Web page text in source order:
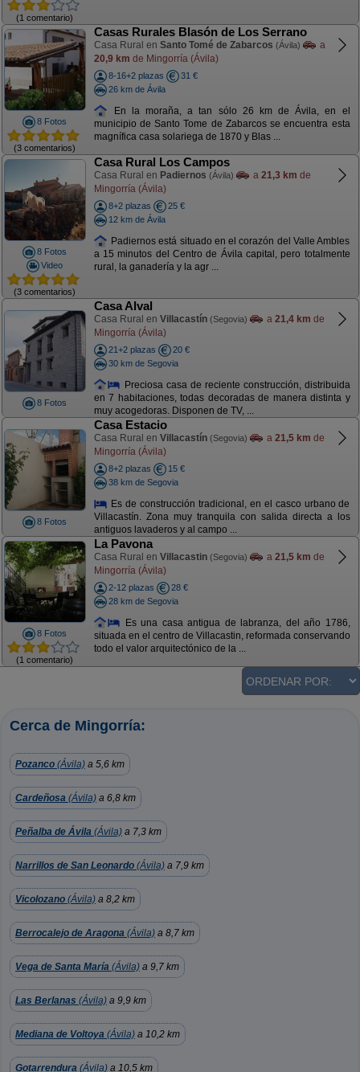
(1 comentario)
8 Fotos
(3 comentarios)
Casas Rurales Blasón de Los Serrano
Casa Rural en Santo Tomé de Zabarcos (Ávila)
a
20,9 km de Mingorría (Ávila)
8-16+2 plazas
31 €
26 km de Ávila
En la moraña, a tan sólo 26 km de Ávila, en el
municipio de Santo Tome de Zabarcos se encuentra esta
magnífica casa solariega de 1870 y Blas ...
8 Fotos
Video
(3 comentarios)
Casa Rural Los Campos
Casa Rural en Padiernos (Ávila) a 21,3 km de
Mingorría (Ávila)
8+2 plazas
25 €
12 km de Ávila
Padiernos está situado en el corazón del Valle Ambles
a 15 minutos del Centro de Ávila capital, pero totalmente
rural, la ganadería y la agr ...
8 Fotos
Casa Alval
Casa Rural en Villacastín (Segovia) a 21,4 km de
Mingorría (Ávila)
21+2 plazas
20 €
30 km de Segovia
Preciosa casa de reciente construcción, distribuida
en 7 habitaciones, todas decoradas de manera distinta y
muy acogedoras. Disponen de TV, ...
8 Fotos
Casa Estacio
Casa Rural en Villacastín (Segovia) a 21,5 km de
Mingorría (Ávila)
8+2 plazas
15 €
38 km de Segovia
Es de construcción tradicional, en el casco urbano de
Villacastín. Zona muy tranquila con salida directa a los
antiguos lavaderos y al campo ...
8 Fotos
(1 comentario)
La Pavona
Casa Rural en Villacastin (Segovia) a 21,5 km de
Mingorría (Ávila)
2-12 plazas
28 €
28 km de Segovia
Es una casa antigua de labranza, del año 1786,
situada en el centro de Villacastin, reformada conservando
todo el valor arquitectónico de la ...
Cerca de Mingorría:
Pozanco (Ávila) a 5,6 km
Cardeñosa (Ávila) a 6,8 km
Peñalba de Ávila (Ávila) a 7,3 km
Narrillos de San Leonardo (Ávila) a 7,9 km
Vicolozano (Ávila) a 8,2 km
Berrocalejo de Aragona (Ávila) a 8,7 km
Vega de Santa María (Ávila) a 9,7 km
Las Berlanas (Ávila) a 9,9 km
Mediana de Voltoya (Ávila) a 10,2 km
Gotarrendura (Ávila) a 10,5 km